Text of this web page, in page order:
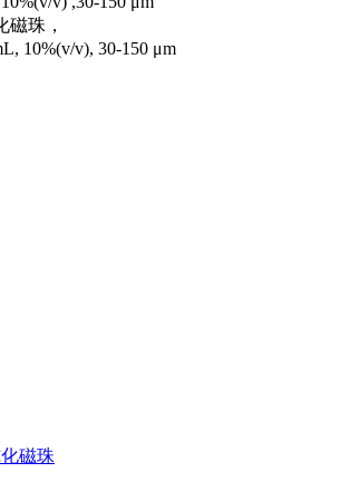
磁珠，
10%(v/v), 30-150 μm